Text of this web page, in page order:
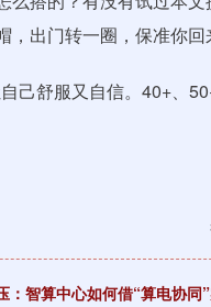
出门转一圈，保准你回
己舒服又自信。40+、
智算中心如何借“算电协同